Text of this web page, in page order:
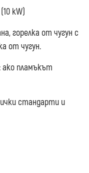
kW)
горелка от чугун с
от чугун.
ако пламъкът
стандарти и